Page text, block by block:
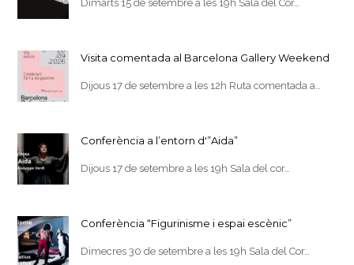
Dimarts 15 de setembre a les 19h Sala del Cor…
Visita comentada al Barcelona Gallery Weekend
Dijous 17 de setembre a les 12h Ruta comentada a…
Conferència a l’entorn d'”Aida”
Dijous 17 de setembre a les 19h Sala del cor…
Conferència “Figurinisme i espai escènic”
Dimecres 30 de setembre a les 19h Sala del Cor…